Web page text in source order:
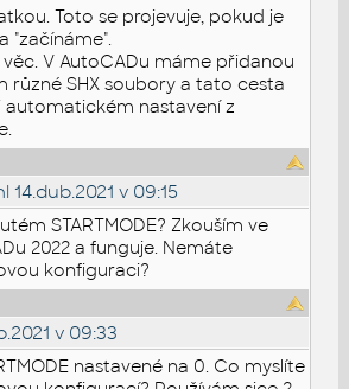
Toto se projevuje, pokud je
"začínáme".
věc. V AutoCADu máme přidanou
různé SHX soubory a tato cesta
automatickém nastavení z
14.dub.2021 v 09:15
STARTMODE? Zkouším ve
2022 a funguje. Nemáte
konfiguraci?
v 09:33
nastavené na 0. Co myslíte